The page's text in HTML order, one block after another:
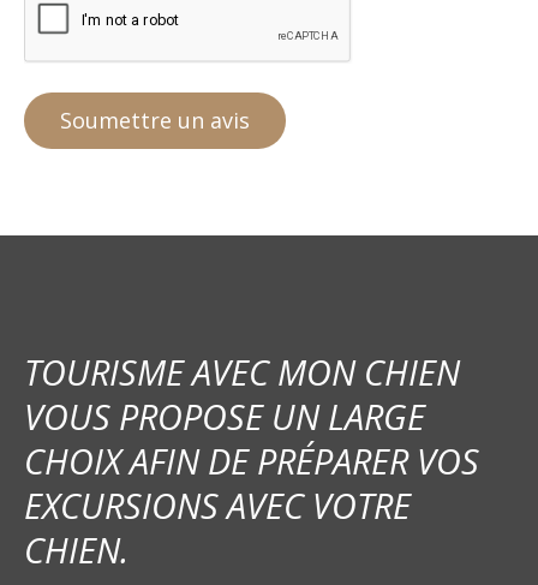
TOURISME AVEC MON CHIEN
VOUS PROPOSE UN LARGE
CHOIX AFIN DE PRÉPARER VOS
EXCURSIONS AVEC VOTRE
CHIEN.